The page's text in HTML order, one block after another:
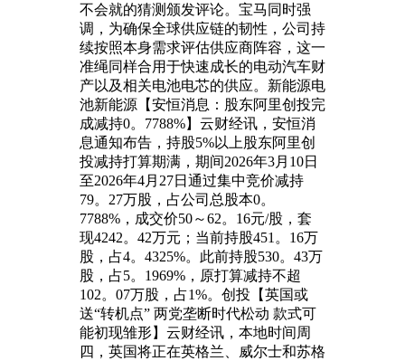
不会就的猜测颁发评论。宝马同时强
调，为确保全球供应链的韧性，公司持
续按照本身需求评估供应商阵容，这一
准绳同样合用于快速成长的电动汽车财
产以及相关电池电芯的供应。新能源电
池新能源【安恒消息：股东阿里创投完
成减持0。7788%】云财经讯，安恒消
息通知布告，持股5%以上股东阿里创
投减持打算期满，期间2026年3月10日
至2026年4月27日通过集中竞价减持
79。27万股，占公司总股本0。
7788%，成交价50～62。16元/股，套
现4242。42万元；当前持股451。16万
股，占4。4325%。此前持股530。43万
股，占5。1969%，原打算减持不超
102。07万股，占1%。创投【英国或
送“转机点” 两党垄断时代松动 款式可
能初现雏形】云财经讯，本地时间周
四，英国将正在英格兰、威尔士和苏格